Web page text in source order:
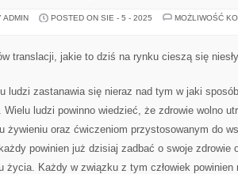
ADMIN POSTED ON SIE - 5 - 2025
MOŻLIWOŚĆ
translacji, jakie to dziś na rynku cieszą się
ludzi zastanawia się nieraz nad tym w jaki
Wielu ludzi powinno wiedzieć, że zdrowie wolno
żywieniu oraz ćwiczeniom przystosowanym do
powinien już dzisiaj zadbać o swoje zdrowie
życia. Każdy w związku z tym człowiek